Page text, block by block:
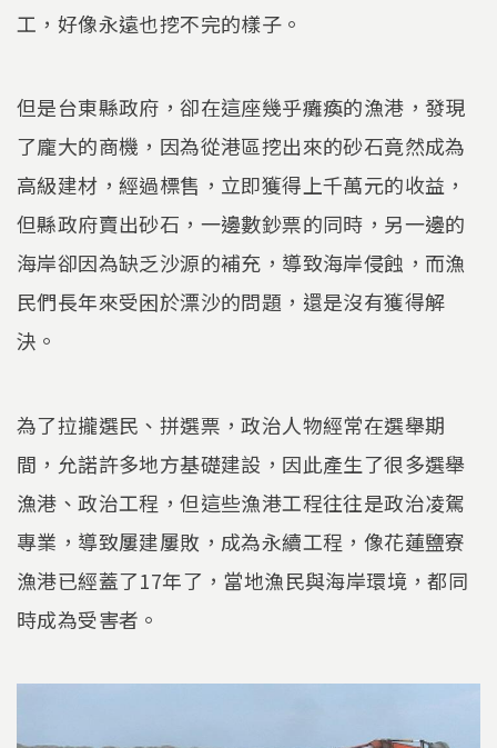
工，好像永遠也挖不完的樣子。
但是台東縣政府，卻在這座幾乎癱瘓的漁港，發現
了龐大的商機，因為從港區挖出來的砂石竟然成為
高級建材，經過標售，立即獲得上千萬元的收益，
但縣政府賣出砂石，一邊數鈔票的同時，另一邊的
海岸卻因為缺乏沙源的補充，導致海岸侵蝕，而漁
民們長年來受困於漂沙的問題，還是沒有獲得解
決。
為了拉攏選民、拼選票，政治人物經常在選舉期
間，允諾許多地方基礎建設，因此產生了很多選舉
漁港、政治工程，但這些漁港工程往往是政治凌駕
專業，導致屢建屢敗，成為永續工程，像花蓮鹽寮
漁港已經蓋了17年了，當地漁民與海岸環境，都同
時成為受害者。